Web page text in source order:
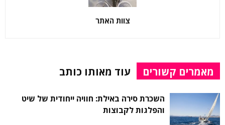
צוות האתר
מאמרים קשורים עוד מאותו כותב
השכרת סירה באילת: חוויה ייחודית של שיט
והפלגות לקבוצות